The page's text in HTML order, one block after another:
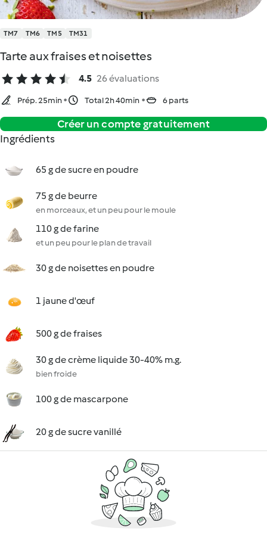
TM7 TM6 TM5 TM31
Tarte aux fraises et noisettes
4.5 26 évaluations
Prép. 25min Total 2h 40min 6 parts
Créer un compte gratuitement
Ingrédients
65 g de sucre en poudre
75 g de beurre
en morceaux, et un peu pour le moule
110 g de farine
et un peu pour le plan de travail
30 g de noisettes en poudre
1 jaune d'œuf
500 g de fraises
30 g de crème liquide 30-40% m.g.
bien froide
100 g de mascarpone
20 g de sucre vanillé